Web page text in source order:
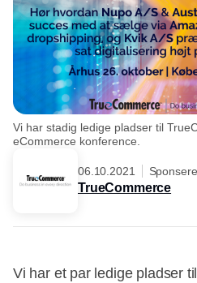
Vi har stadig ledige pladser til
eCommerce konference.
06.10.2021
TrueCommerce
Vi har et par ledige pladser